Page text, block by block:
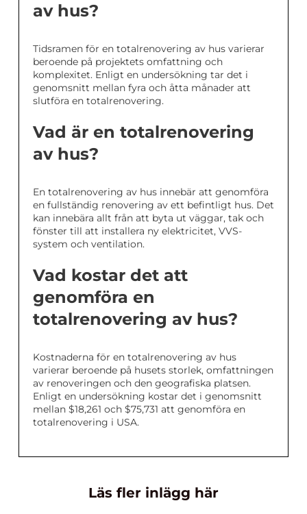
av hus?
Tidsramen för en totalrenovering av hus varierar
beroende på projektets omfattning och
komplexitet. Enligt en undersökning tar det i
genomsnitt mellan fyra och åtta månader att
slutföra en totalrenovering.
Vad är en totalrenovering
av hus?
En totalrenovering av hus innebär att genomföra
en fullständig renovering av ett befintligt hus. Det
kan innebära allt från att byta ut väggar, tak och
fönster till att installera ny elektricitet, VVS-
system och ventilation.
Vad kostar det att
genomföra en
totalrenovering av hus?
Kostnaderna för en totalrenovering av hus
varierar beroende på husets storlek, omfattningen
av renoveringen och den geografiska platsen.
Enligt en undersökning kostar det i genomsnitt
mellan $18,261 och $75,731 att genomföra en
totalrenovering i USA.
Läs fler inlägg här